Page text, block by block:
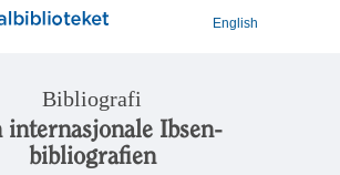
English
Bibliografi
internasjonale Ibsen-
bibliografien